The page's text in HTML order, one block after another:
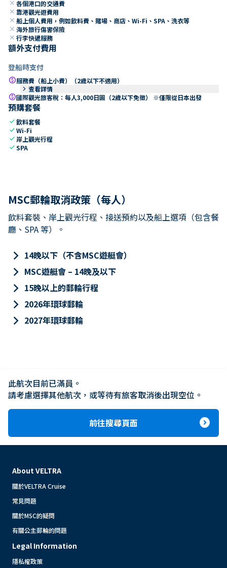
close 各個港口的交通費
close 靠港觀光遊費用
close 船上個人費用，例如飲料費、賭場、商店、Wi-Fi、SPA、洗衣等
close 海外旅行傷害保險
close 行李快遞服務
額外支付費用
登船時支付
paid服務費（船上小費）（2歲以下不適用）
keyboard_arrow_right 查看詳情
paid國際觀光旅客稅：每人3,000日圓（2歲以下免徵） ※僅限從日本出發
預購套餐
check飲料套餐
checkWi-Fi
check 岸上觀光行程
checkSPA
MSC郵輪取消政策（每人）
飲料套裝、岸上觀光行程、接送預約以及船上選項（包含餐
廳、SPA 等）。
keyboard_arrow_right 14晚以下（不含MSC遊艇會）
keyboard_arrow_right MSC遊艇會 – 14晚及以下
keyboard_arrow_right 15晚以上的郵輪行程
keyboard_arrow_right 2026年環球郵輪
keyboard_arrow_right 2027年環球郵輪
此航次目前已滿員。
請考慮選擇其他航次，或等待有旅客取消後出現空位。
前往搜尋頁面 expand_circle_right
About VELTRA
關於VELTRA Cruise
常見問題
關於MSC的疑問
有關公主郵輪的問題
Legal Information
隱私權政策